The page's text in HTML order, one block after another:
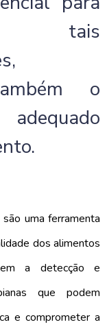
tais
o
uma ferramenta
dos alimentos
a detecção e
que podem
e comprometer a